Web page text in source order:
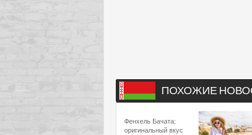
ПОХОЖИЕ
Фенхель Бачата:
оригинальный вкус